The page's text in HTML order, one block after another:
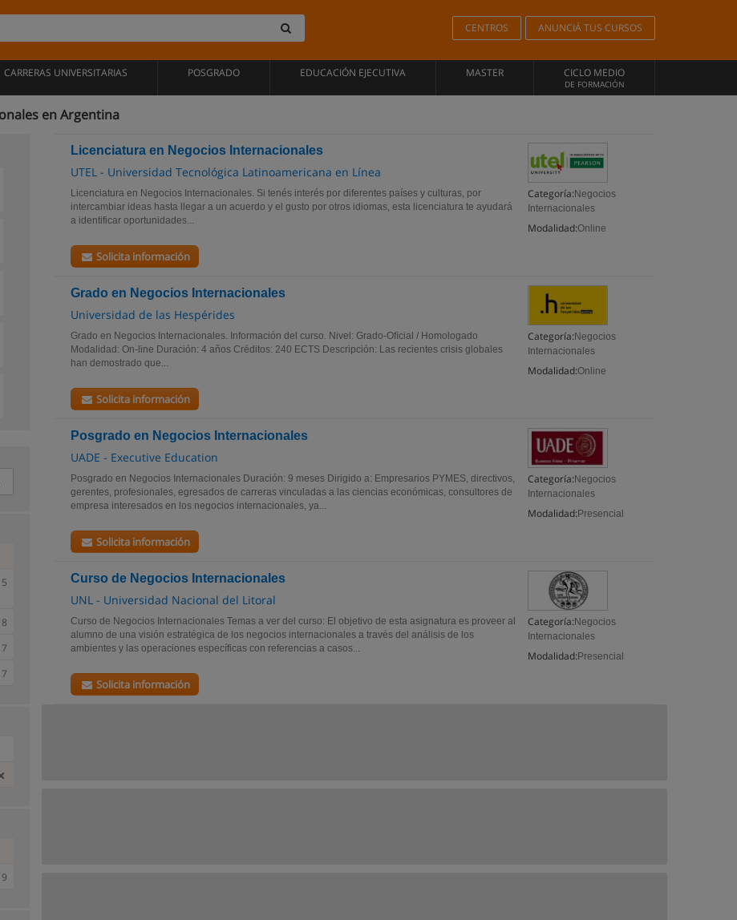
CENTROS ANUNCIÁ TUS CURSOS
CARRERAS UNIVERSITARIAS POSGRADO EDUCACIÓN EJECUTIVA MASTER CICLO MEDIO
DE FORMACIÓN
en Argentina
Licenciatura en Negocios Internacionales
UTEL - Universidad Tecnológica Latinoamericana en Línea
Categoría: Negocios
Internacionales
Modalidad:Online
Licenciatura en Negocios Internacionales. Si tenés interés por diferentes países y culturas, por
intercambiar ideas hasta llegar a un acuerdo y el gusto por otros idiomas, esta licenciatura te ayudará
a identificar oportunidades...
Solicita información
Grado en Negocios Internacionales
Universidad de las Hespérides
Categoría: Negocios
Internacionales
Modalidad:Online
Grado en Negocios Internacionales. Información del curso. Nivel: Grado-Oﬁcial / Homologado
Modalidad: On-line Duración: 4 años Créditos: 240 ECTS Descripción: Las recientes crisis globales
han demostrado que...
Solicita información
Posgrado en Negocios Internacionales
UADE - Executive Education
Categoría: Negocios
Internacionales
Modalidad: Presencial
Posgrado en Negocios Internacionales Duración: 9 meses Dirigido a: Empresarios PYMES, directivos,
gerentes, profesionales, egresados de carreras vinculadas a las ciencias económicas, consultores de
empresa interesados en los negocios internacionales, ya...
Solicita información
Curso de Negocios Internacionales
UNL - Universidad Nacional del Litoral
Categoría: Negocios
Internacionales
Modalidad: Presencial
Curso de Negocios Internacionales Temas a ver del curso: El objetivo de esta asignatura es proveer al
alumno de una visión estratégica de los negocios internacionales a través del análisis de los
ambientes y las operaciones específicas con referencias a casos...
Solicita información
5
8
7
7
9